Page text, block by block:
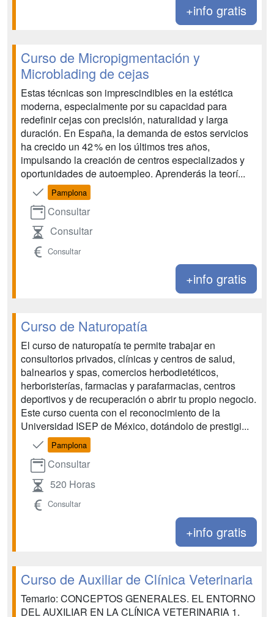
+info gratis
Curso de Micropigmentación y
Microblading de cejas
Estas técnicas son imprescindibles en la estética
moderna, especialmente por su capacidad para
redefinir cejas con precisión, naturalidad y larga
duración. En España, la demanda de estos servicios
ha crecido un 42 % en los últimos tres años,
impulsando la creación de centros especializados y
oportunidades de autoempleo. Aprenderás la teorí...
Pamplona
Consultar
Consultar
Consultar
+info gratis
Curso de Naturopatía
El curso de naturopatía te permite trabajar en
consultorios privados, clínicas y centros de salud,
balnearios y spas, comercios herbodietéticos,
herboristerías, farmacias y parafarmacias, centros
deportivos y de recuperación o abrir tu propio negocio.
Este curso cuenta con el reconocimiento de la
Universidad ISEP de México, dotándolo de prestigi...
Pamplona
Consultar
520 Horas
Consultar
+info gratis
Curso de Auxiliar de Clínica Veterinaria
Temario: CONCEPTOS GENERALES. EL ENTORNO
DEL AUXILIAR EN LA CLÍNICA VETERINARIA 1.